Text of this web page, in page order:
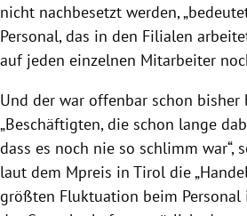
nicht nachbesetzt werden,
Personal, das in den Filialen
auf jeden einzelnen Mitarbeiter
Und der war offenbar schon bisher
„Beschäftigten, die schon lange
dass es noch nie so schlimm war“,
laut dem Mpreis in Tirol die
größten Fluktuation beim Personal